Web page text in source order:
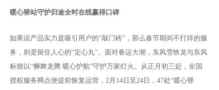
暖心驿站守护归途全时在线赢得口碑
如果说产品实力是吸引用户的“敲门砖”，那么春节期间不打烊的服
务，则是留住人心的“定心丸”。面对春运大潮，东风雪铁龙与东风
标致以“狮舞龙腾 暖心护航”守护万家灯火。从正月初三起，全国
授权服务网点便提前恢复运营，2月14日至24日，47处“暖心驿